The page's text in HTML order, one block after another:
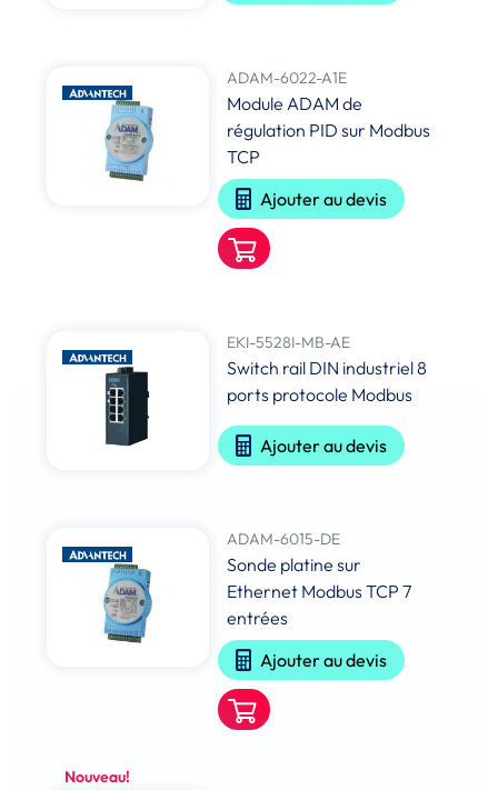
ADAM-6022-A1E
Module ADAM de
régulation PID sur Modbus
TCP
Ajouter au devis
EKI-5528I-MB-AE
Switch rail DIN industriel 8
ports protocole Modbus
Ajouter au devis
ADAM-6015-DE
Sonde platine sur
Ethernet Modbus TCP 7
entrées
Ajouter au devis
Nouveau!